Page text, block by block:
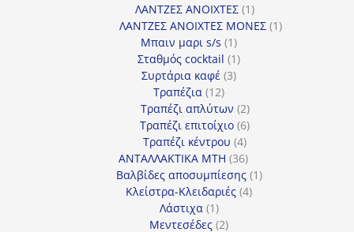
προϊόν
ΛΑΝΤΖΕΣ ΑΝΟΙΧΤΕΣ 11
προϊόν
ΛΑΝΤΖΕΣ ΑΝΟΙΧΤΕΣ ΜΟΝΕΣ 11
Μπαιν μαρι s/s 11
προϊόν
Σταθμός cocktail 11
Συρτάρια καφέ 33
Τραπέζια 1212
προϊόντα
Τραπέζι απλύτων 22
προϊόντα
Τραπέζι επιτοίχιο 66
προϊόντα
Τραπέζι κέντρου 44
προϊόντα
ΑΝΤΑΛΛΑΚΤΙΚΑ MTH 3636
προϊόντα
Βαλβίδες αποσυμπίεσης 11
Κλείστρα-Κλειδαριές 44
Λάστιχα 11
προϊόν
Μεντεσέδες 22